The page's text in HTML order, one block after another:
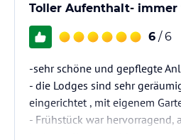
Toller Aufenthalt- immer
6 / 6
-sehr schöne und gepflegte
- die Lodges sind sehr
eingerichtet , mit eigenem
- Frühstück war hervorragend,